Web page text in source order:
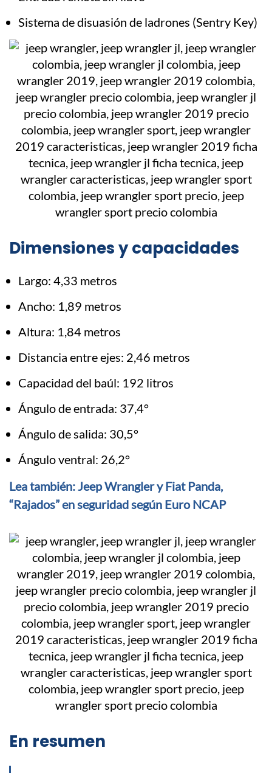
Sistema de disuasión de ladrones (Sentry Key)
Dimensiones y capacidades
Largo: 4,33 metros
Ancho: 1,89 metros
Altura: 1,84 metros
Distancia entre ejes: 2,46 metros
Capacidad del baúl: 192 litros
Ángulo de entrada: 37,4°
Ángulo de salida: 30,5°
Ángulo ventral: 26,2°
Lea también: Jeep Wrangler y Fiat Panda,
“Rajados” en seguridad según Euro NCAP
En resumen